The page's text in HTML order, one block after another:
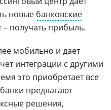
новые банковские
– получать прибыль.
мобильно и дает
интеграции с другими
это приобретает все
предлагают
решения,